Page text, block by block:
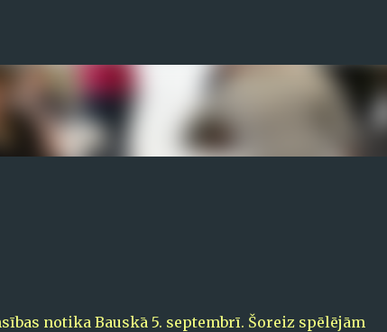
notika Bauskā 5. septembrī. Šoreiz spēlējām